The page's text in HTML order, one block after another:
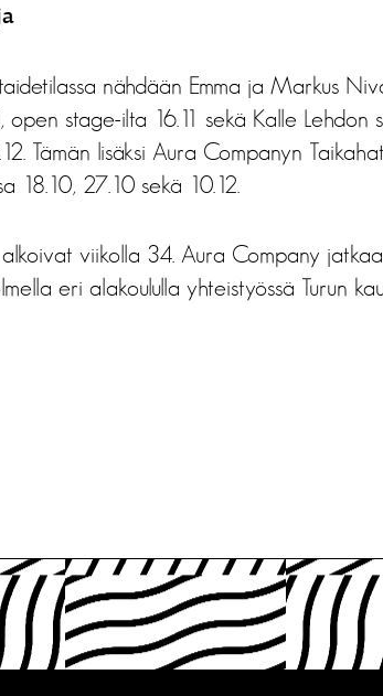
nähdään Emma ja Markus
open stage-ilta 16.11 sekä Kalle Lehdon
Tämän lisäksi Aura Companyn
18.10, 27.10 sekä 10.12.
viikolla 34. Aura Company
eri alakoululla yhteistyössä Turun